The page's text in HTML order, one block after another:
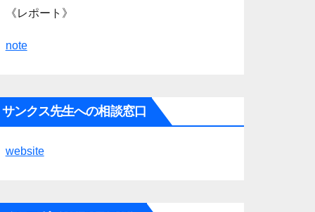
《レポート》
note
サンクス先生への相談窓口
website